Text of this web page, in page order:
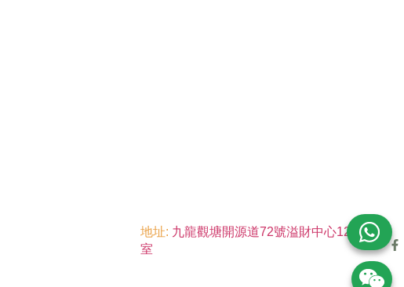
地址: 九龍觀塘開源道72號溢財中心12樓6
室